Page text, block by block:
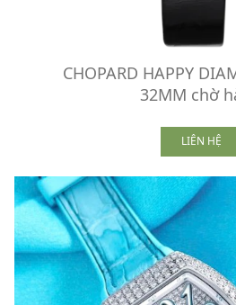
CHOPARD HAPPY
32MM chờ
LIÊN HỆ